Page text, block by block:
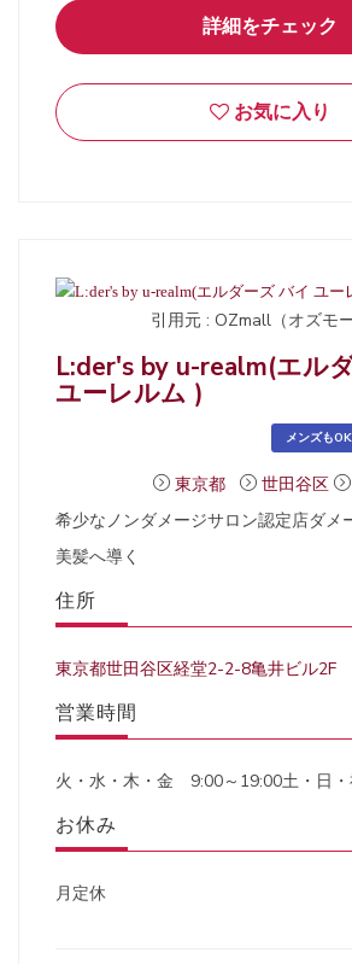
詳細をチェック
お気に入り
引用元 : OZmall（オズモー
L:der's by u-realm(エル
ユーレルム )
メンズもOK
東京都 世田谷区
希少なノンダメージサロン認定店ダメ
美髪へ導く
住所
東京都世田谷区経堂2-2-8亀井ビル2F
営業時間
火・水・木・金 9:00～19:00土・日
お休み
月定休